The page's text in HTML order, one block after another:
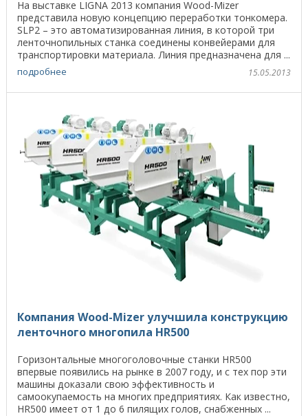
На выставке LIGNA 2013 компания Wood-Mizer
представила новую концепцию переработки тонкомера.
SLP2 – это автоматизированная линия, в которой три
ленточнопильных станка соединены конвейерами для
транспортировки материала. Линия предназначена для ...
подробнее 15.05.2013
Компания Wood-Mizer улучшила конструкцию
ленточного многопила HR500
Горизонтальные многоголовочные станки HR500
впервые появились на рынке в 2007 году, и с тех пор эти
машины доказали свою эффективность и
самоокупаемость на многих предприятиях. Как известно,
HR500 имеет от 1 до 6 пилящих голов, снабженных ...